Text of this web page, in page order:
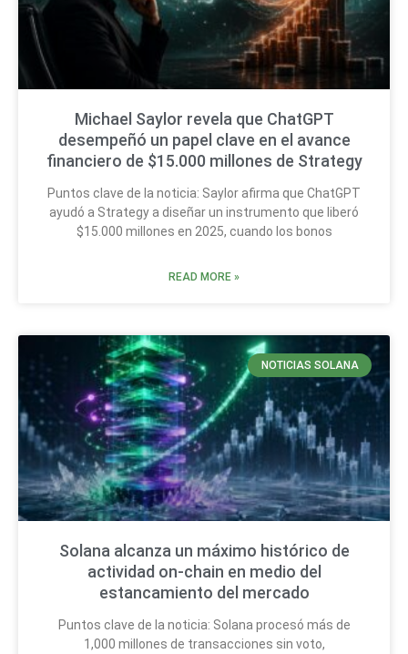
Michael Saylor revela que ChatGPT
desempeñó un papel clave en el avance
financiero de $15.000 millones de Strategy
Puntos clave de la noticia: Saylor afirma que ChatGPT
ayudó a Strategy a diseñar un instrumento que liberó
$15.000 millones en 2025, cuando los bonos
READ MORE »
NOTICIAS SOLANA
Solana alcanza un máximo histórico de
actividad on-chain en medio del
estancamiento del mercado
Puntos clave de la noticia: Solana procesó más de
1,000 millones de transacciones sin voto,